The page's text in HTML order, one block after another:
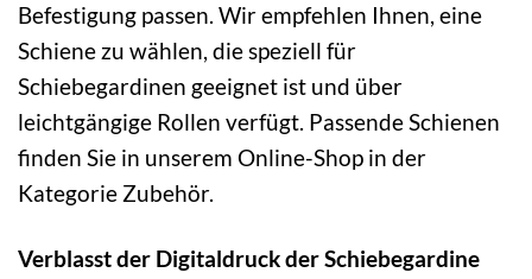
Befestigung passen. Wir empfehlen Ihnen, eine
Schiene zu wählen, die speziell für
Schiebegardinen geeignet ist und über
leichtgängige Rollen verfügt. Passende Schienen
finden Sie in unserem Online-Shop in der
Kategorie Zubehör.
Verblasst der Digitaldruck der Schiebegardine